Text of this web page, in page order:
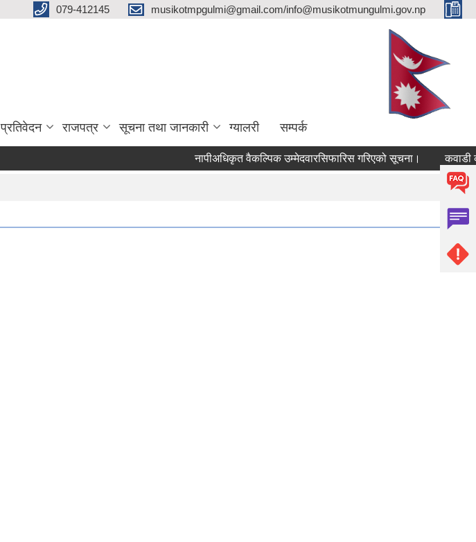
079-412145 musikotmpgulmi@gmail.com/info@musikotmungulmi.gov.np
प्रतिवेदन राजपत्र सूचना तथा जानकारी ग्यालरी सम्पर्क
नापीअधिकृत वैकल्पिक उम्मेदवारसिफारिस गरिएको सूचना। कवाडी